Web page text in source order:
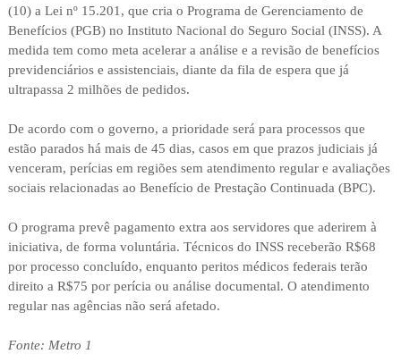
(10) a Lei nº 15.201, que cria o Programa de Gerenciamento de
Benefícios (PGB) no Instituto Nacional do Seguro Social (INSS). A
medida tem como meta acelerar a análise e a revisão de benefícios
previdenciários e assistenciais, diante da fila de espera que já
ultrapassa 2 milhões de pedidos.
De acordo com o governo, a prioridade será para processos que
estão parados há mais de 45 dias, casos em que prazos judiciais já
venceram, perícias em regiões sem atendimento regular e avaliações
sociais relacionadas ao Benefício de Prestação Continuada (BPC).
O programa prevê pagamento extra aos servidores que aderirem à
iniciativa, de forma voluntária. Técnicos do INSS receberão R$68
por processo concluído, enquanto peritos médicos federais terão
direito a R$75 por perícia ou análise documental. O atendimento
regular nas agências não será afetado.
Fonte: Metro 1